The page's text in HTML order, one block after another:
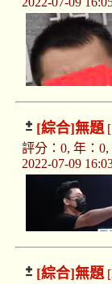
[綜合]無題[
評分：0, 年：
2022-07-09
[綜合]無題[